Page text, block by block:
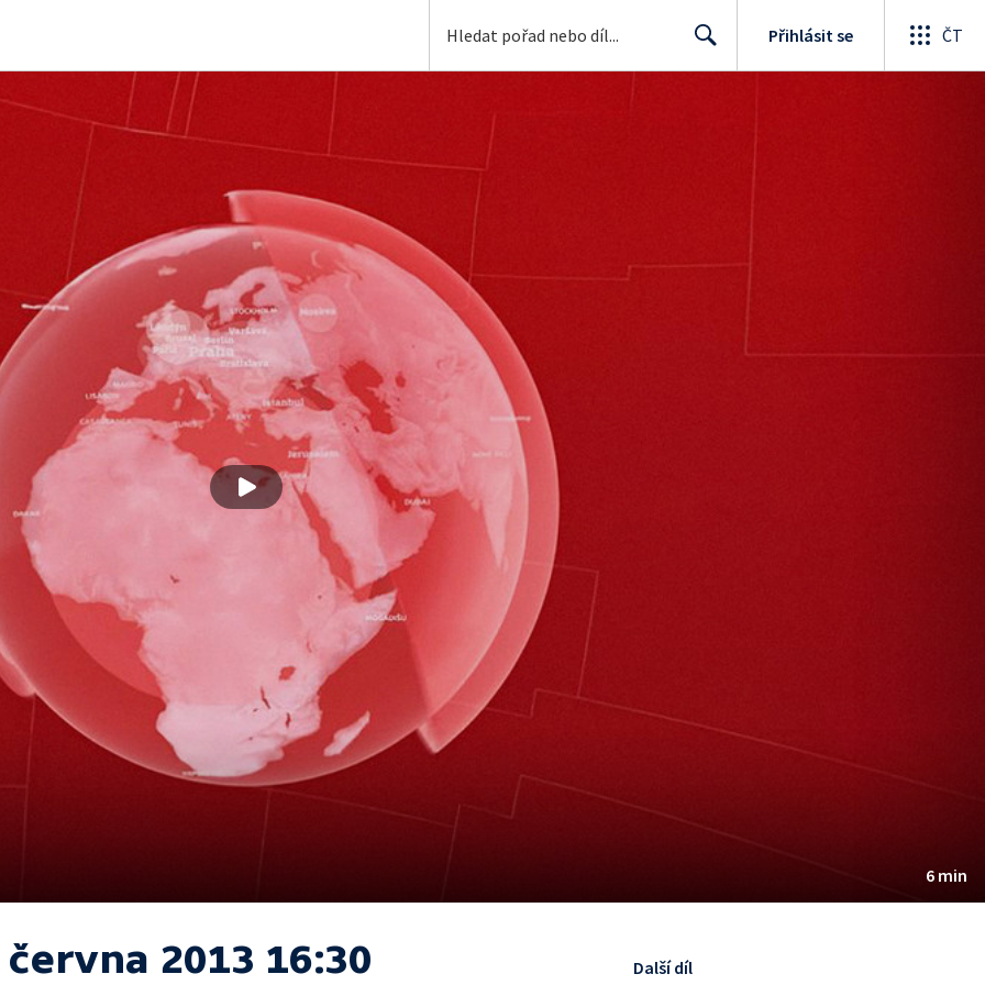
Přihlásit se ČT
6 min
června 2013 16:30 Další díl